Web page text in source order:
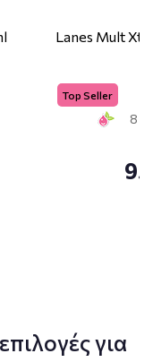
Lanes Mult
Top Seller
8
για